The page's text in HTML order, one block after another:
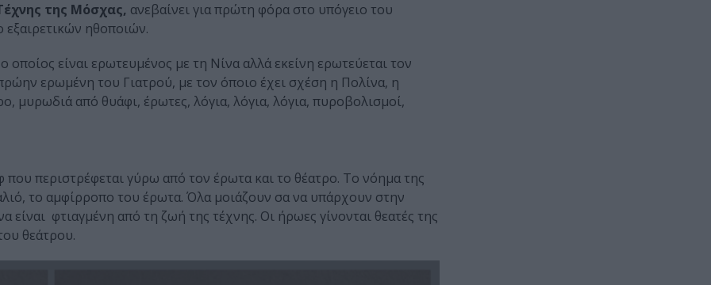
της Μόσχας, ανεβαίνει για πρώτη φόρα στο υπόγειο του
εξαιρετικών ηθοποιών.
είναι ερωτευμένος με τη Νίνα αλλά εκείνη ερωτεύεται τον
ερωμένη του Γιατρού, με τον όποιο έχει σχέση η Πολίνα, η
μυρωδιά από θυάφι, έρωτες, λόγια, λόγια, λόγια, πυροβολισμοί,
περιστρέφεται γύρω από τον έρωτα και το θέατρο. Το νόημα της
το αμφίρροπο του έρωτα. Όλα μοιάζουν σα να υπάρχουν στην
φτιαγμένη από τη ζωή της τέχνης. Οι ήρωες γίνονται θεατές της
θεάτρου.